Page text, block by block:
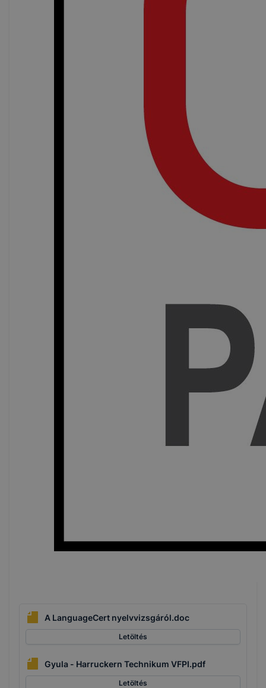
A LanguageCert nyelvvizsgáról.doc
Letöltés
Gyula - Harruckern Technikum VFPI.pdf
Letöltés